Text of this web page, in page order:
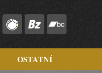
OSTATNÍ